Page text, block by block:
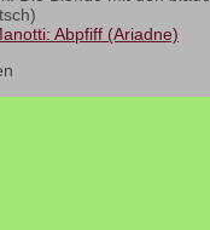
Abpfiff (Ariadne)